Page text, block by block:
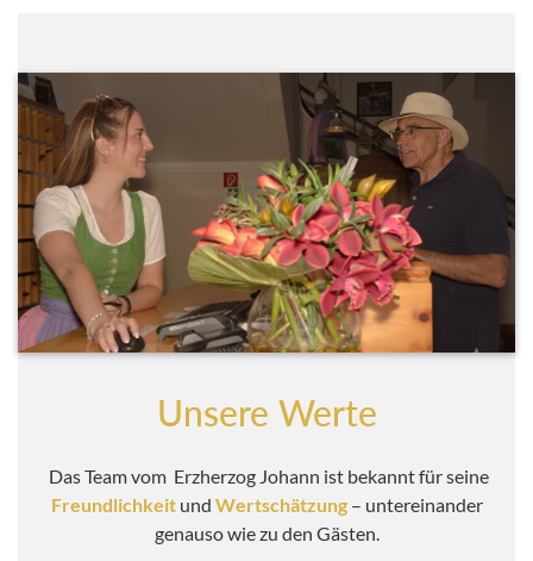
Unsere Werte
Das Team vom Erzherzog Johann ist bekannt für seine
Freundlichkeit und Wertschätzung– untereinander
genauso wie zu den Gästen.